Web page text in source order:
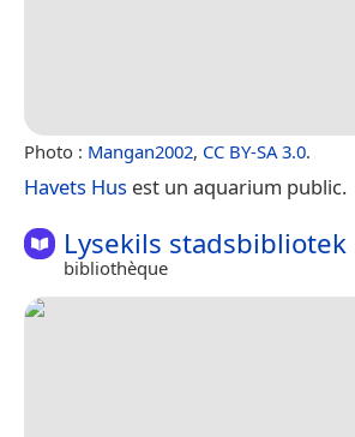
Photo : Mangan2002, CC BY-SA 3.0.
Havets Hus est un aquarium public.
Lysekils stadsbibliotek
bibliothèque